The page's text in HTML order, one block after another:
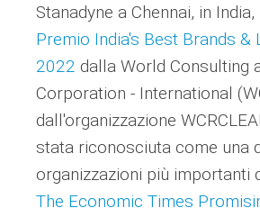
Stanadyne a Chennai, in
Premio India's Best Brands &
2022 dalla World Consulting
Corporation - International
dall'organizzazione
stata riconosciuta come una
organizzazioni più importanti
The Economic Times